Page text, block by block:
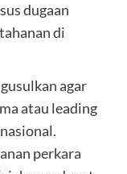
dugaan
di
agar
atau leading
perkara